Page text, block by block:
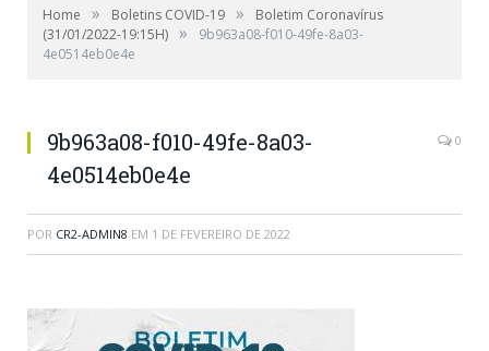
Home » Boletins COVID-19 »
Boletim Coronavírus
(31/01/2022-19:15H) »
9b963a08-f010-49fe-8a03-
4e0514eb0e4e
9b963a08-f010-49fe-8a03-
4e0514eb0e4e
0
POR CR2-ADMIN8 EM 1 DE FEVEREIRO DE 2022